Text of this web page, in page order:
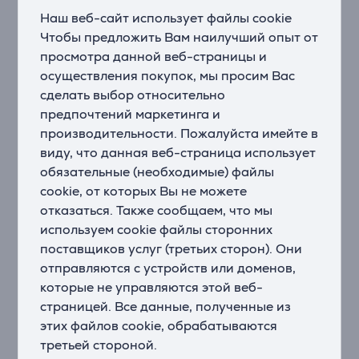
Наш веб-сайт использует файлы cookie
Чтобы предложить Вам наилучший опыт от
просмотра данной веб-страницы и
осуществления покупок, мы просим Вас
сделать выбор относительно
предпочтений маркетинга и
производительности. Пожалуйста имейте в
виду, что данная веб-страница использует
обязательные (необходимые) файлы
cookie, от которых Вы не можете
отказаться. Также сообщаем, что мы
используем cookie файлы сторонних
поставщиков услуг (третьих сторон). Они
отправляются с устройств или доменов,
которые не управляются этой веб-
страницей. Все данные, полученные из
этих файлов cookie, обрабатываются
третьей стороной.
Описание
Абсолютно оригинальная композиция
AirPods Max— это совершенно новый взгляд на
полноразмерные наушники. Все
элементы
Max амбушюров
до оголовья,
спроектированы таким образом, чтобы наушники
оптимально прилегали к голове любой формы.
Благодаря этому достигается невероятное качество
и богатство звука.
Сказочно красивый звук
Сочетание аудио высокой чёткости и передовой
системышумоподавления— вот что делает звук
AirPodsMaxтаким качественным. Все компоненты
нашего уникального драйвера разработаны для
точной передачи звука в слышимом диапазоне с
минимальными искажениями. Глубокие
насыщенные басы, точные средние частоты и